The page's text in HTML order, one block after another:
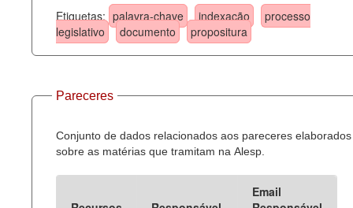
Etiquetas: palavra-chave indexação
processo
legislativo
documento propositura
Pareceres
Conjunto de dados relacionados aos pareceres elaborados
sobre as matérias que tramitam na Alesp.
Email